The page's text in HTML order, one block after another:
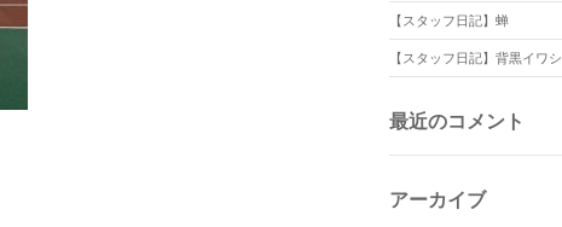
【スタッフ日記】蝉
【スタッフ日記】背黒イワシ
最近のコメント
アーカイブ